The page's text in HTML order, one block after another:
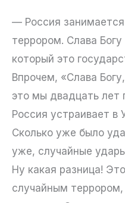
— Россия
террором. Слава
который это
Впрочем, «Слава
это мы двадцать лет
Россия устраивает в
Сколько уже было
уже, случайные
Ну какая разница!
случайным